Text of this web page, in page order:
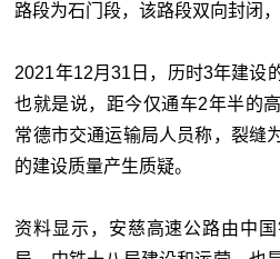
路段为石门段，该路段双向封闭
2021年12月31日，历时3年建设
也就是说，距今仅通车2年半的
常德市交通运输局人员称，裂缝
的建设质量产生质疑。
资料显示，安慈高速公路由中